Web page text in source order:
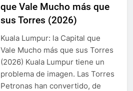
que Vale Mucho más que
sus Torres (2026)
Kuala Lumpur: la Capital que
Vale Mucho más que sus Torres
(2026) Kuala Lumpur tiene un
problema de imagen. Las Torres
Petronas han convertido, de